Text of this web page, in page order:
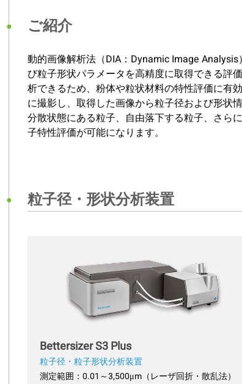
ご紹介
動的画像解析法（DIA：Dynamic Image
び粒子形状パラメータを高精度に取得できる評
析できるため、粉体や粒状材料の特性評価に有
に撮影し、取得した画像から粒子径および形状
分散状態にある粒子、自由落下する粒子、さら
子特性評価が可能になります。
粒子径・形状分析装置
Bettersizer S3 Plus
粒子径・粒子形状分析装置
測定範囲：0.01～3,500μm（レーザ回折・散乱法）